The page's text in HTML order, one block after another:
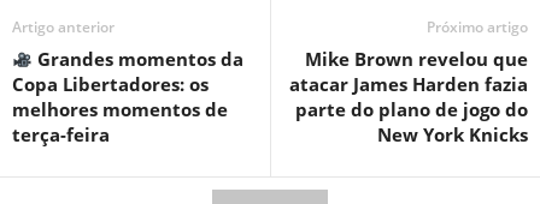
Artigo anterior
Grandes momentos da
Copa Libertadores: os
melhores momentos de
terça-feira
Próximo artigo
Mike Brown revelou que
atacar James Harden fazia
parte do plano de jogo do
New York Knicks